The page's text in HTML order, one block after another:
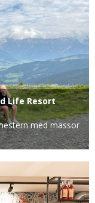
Life Resort
med massor